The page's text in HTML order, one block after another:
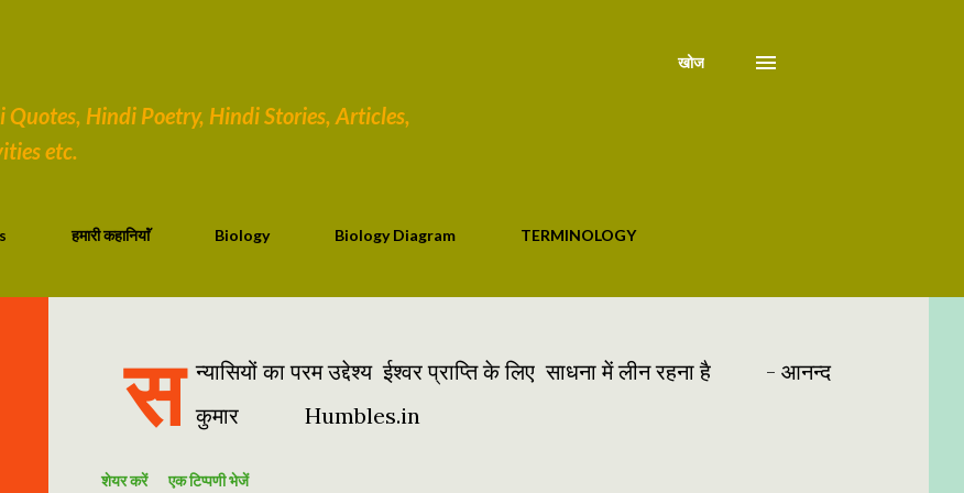
Hindi Poetry, Hindi Stories, Articles,
etc.
खोज
हमारी कहानियाॅं Biology Biology Diagram TERMINOLOGY
स न्यासियों का परम उद्देश्य ईश्वर प्राप्ति के लिए साधना में लीन रहना है - आनन्द
कुमार Humbles.in
शेयर करें एक टिप्पणी भेजें